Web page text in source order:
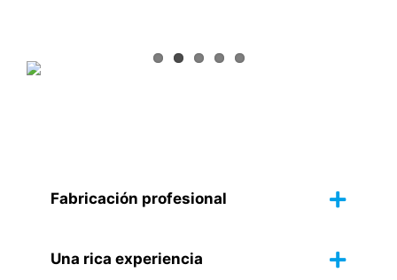
Fabricación profesional
Una rica experiencia